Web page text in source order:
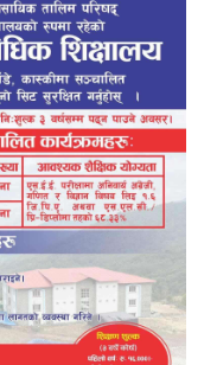
एसइईमा ४